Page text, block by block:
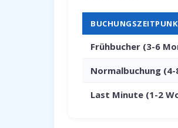
Frühbucher (3-6
Normalbuchung (4-
Last Minute (1-2